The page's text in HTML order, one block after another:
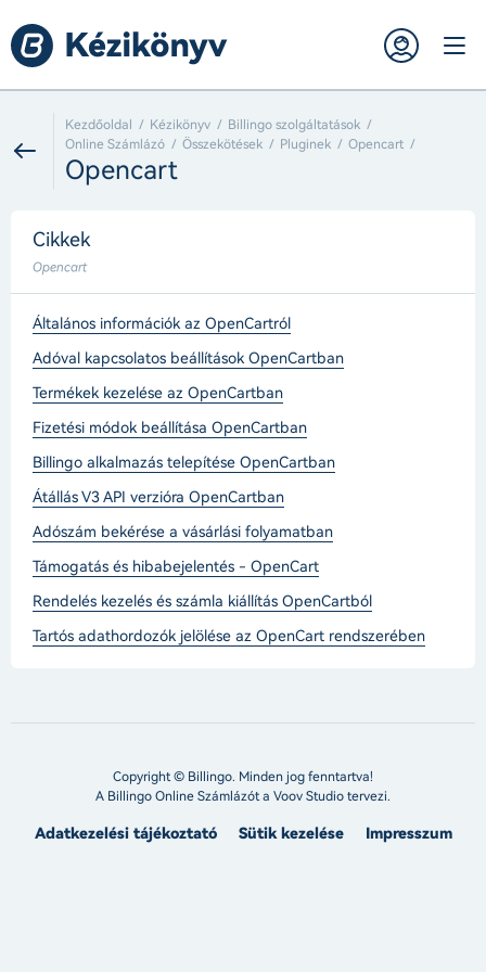
Kezdőoldal Kézikönyv
Billingo szolgáltatások
Online Számlázó
Összekötések Pluginek Opencart
Opencart
Cikkek
Opencart
Általános információk az OpenCartról
Adóval kapcsolatos beállítások OpenCartban
Termékek kezelése az OpenCartban
Fizetési módok beállítása OpenCartban
Billingo alkalmazás telepítése OpenCartban
Átállás V3 API verzióra OpenCartban
Adószám bekérése a vásárlási folyamatban
Támogatás és hibabejelentés - OpenCart
Rendelés kezelés és számla kiállítás OpenCartból
Tartós adathordozók jelölése az OpenCart rendszerében
Copyright © Billingo. Minden jog fenntartva!
A Billingo Online Számlázót a Voov Studio tervezi.
Adatkezelési tájékoztató Sütik kezelése Impresszum